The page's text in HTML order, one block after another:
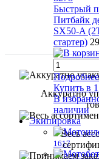
Быстрый
Питбайк
SX50-A
стартер)
Подробнее
Купить в
В
наличии
Экипировка
1617
Аккуратно
Весь